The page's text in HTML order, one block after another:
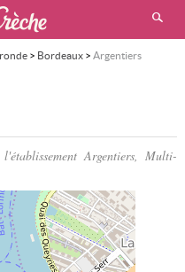
> Bordeaux> Argentiers
Argentiers, Multi-